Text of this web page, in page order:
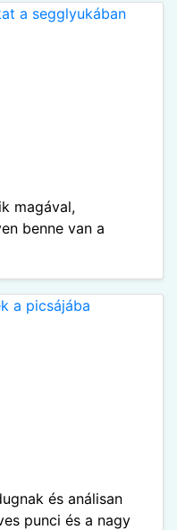
magával,
benne van a
és análisan
punci és a nagy